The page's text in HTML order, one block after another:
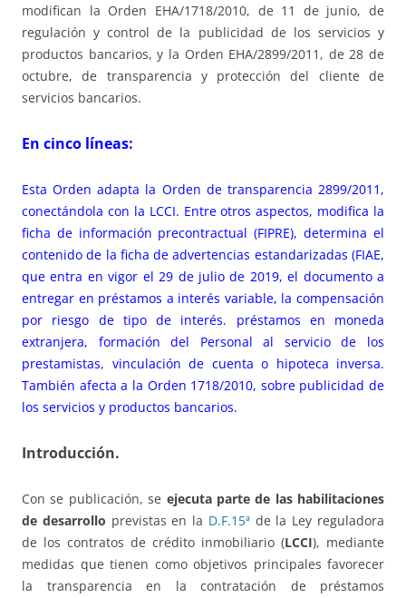
modifican la Orden EHA/1718/2010, de 11 de junio, de
regulación y control de la publicidad de los servicios y
productos bancarios, y la Orden EHA/2899/2011, de 28 de
octubre, de transparencia y protección del cliente de
servicios bancarios.
En cinco líneas:
Esta Orden adapta la Orden de transparencia 2899/2011,
conectándola con la LCCI. Entre otros aspectos, modifica la
ficha de información precontractual (FIPRE), determina el
contenido de la ficha de advertencias estandarizadas (FIAE,
que entra en vigor el 29 de julio de 2019, el documento a
entregar en préstamos a interés variable, la compensación
por riesgo de tipo de interés. préstamos en moneda
extranjera, formación del Personal al servicio de los
prestamistas, vinculación de cuenta o hipoteca inversa.
También afecta a la Orden 1718/2010, sobre publicidad de
los servicios y productos bancarios.
Introducción.
Con se publicación, se ejecuta parte de las habilitaciones
de desarrollo previstas en la D.F.15ªde la Ley reguladora
de los contratos de crédito inmobiliario (LCCI), mediante
medidas que tienen como objetivos principales favorecer
la transparencia en la contratación de préstamos